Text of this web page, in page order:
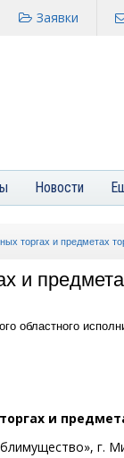
Заявки
Новости
торгах и предметах
и
областного
и предмет
г.